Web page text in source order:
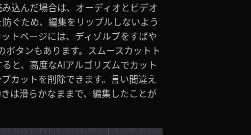
込んだ場合は、オーディオとビデオ
ぐため、編集をリップルしないよう
トページには、ディゾルブをすばや
ボタンもあります。スムースカットト
と、高度なAIアルゴリズムでカット
カットを削除できます。言い間違え
は滑らかなままで、編集したことが